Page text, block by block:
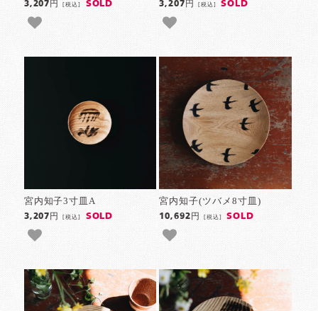
3,207円[税込] SOLD 3,207円 [税込] SOLD
宮内知子3寸皿A
3,207円[税込] SOLD
宮内知子(ツバメ8寸皿)
10,692円 [税込] SOLD